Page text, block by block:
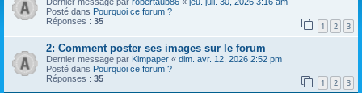
Posté dans Pourquoi ce forum ?
Réponses : 35 1 2 3
2: Comment poster ses images sur le forum
Dernier message par Kimpaper « dim. avr. 12, 2026 2:52 pm
Posté dans Pourquoi ce forum ?
Réponses : 35 1 2 3